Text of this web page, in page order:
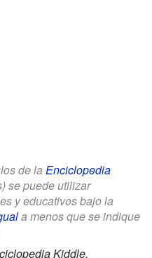
de la Enciclopedia
se puede utilizar
y educativos bajo la
a menos que se indique
Kiddle.